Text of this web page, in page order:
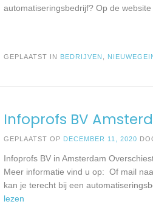
automatiseringsbedrijf? Op de
GEPLAATST IN BEDRIJVEN
Infoprofs BV
GEPLAATST OP DECEMBER 11, 2020
Infoprofs BV in Amsterdam
Meer informatie vind u op: Of mail
kan je terecht bij een
lezen